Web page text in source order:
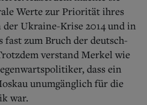
Werte zur Priorität ihres
Ukraine-Krise 2014 und in
fast zum Bruch der deutsch-
verstand Merkel wie
dass ein
unumgänglich für die
war.